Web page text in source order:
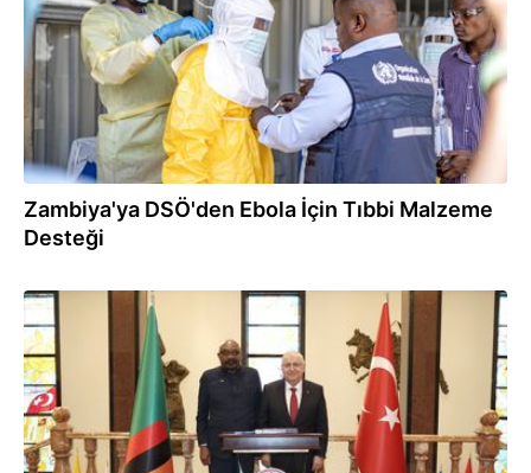
Zambiya'ya DSÖ'den Ebola İçin Tıbbi Malzeme
Desteği